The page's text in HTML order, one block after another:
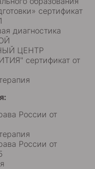
сертификат
диагностика
ЦЕНТР
сертификат от
России от
России от